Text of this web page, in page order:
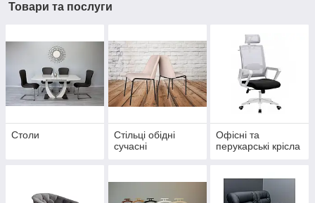
Товари та послуги
Столи
Стільці обідні
сучасні
Офісні та
перукарські крісла